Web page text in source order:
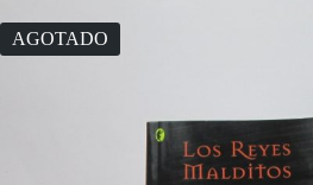
AGOTADO